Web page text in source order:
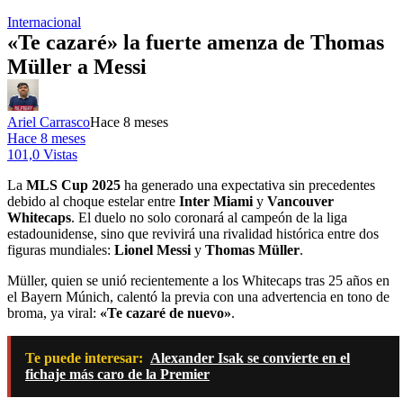
Internacional
«Te cazaré» la fuerte amenza de Thomas
Müller a Messi
Ariel CarrascoHace 8 meses
Hace 8 meses
101,0 Vistas
La MLS Cup 2025 ha generado una expectativa sin precedentes
debido al choque estelar entre Inter Miami y Vancouver
Whitecaps. El duelo no solo coronará al campeón de la liga
estadounidense, sino que revivirá una rivalidad histórica entre dos
figuras mundiales: Lionel Messi y Thomas Müller.
Müller, quien se unió recientemente a los Whitecaps tras 25 años en
el Bayern Múnich, calentó la previa con una advertencia en tono de
broma, ya viral: «Te cazaré de nuevo».
Te puede interesar: Alexander Isak se convierte en el
fichaje más caro de la Premier